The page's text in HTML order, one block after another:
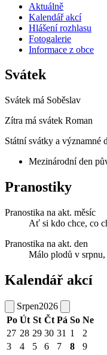
Aktuálně
Kalendář akcí
Hlášení rozhlasu
Fotogalerie
Informace z obce
Svátek
Svátek má Soběslav
Zítra má svátek Roman
Státní svátky a významné
Mezinárodní den
Pranostiky
Pranostika na akt. měsíc
Ať si kdo chce, co
Pranostika na akt. den
Málo plodů v srpnu,
Kalendář akcí
Srpen2026
Po Út St Čt Pá So Ne
27 28 29 30 31 1
2
3
4 5 6 7 8
9